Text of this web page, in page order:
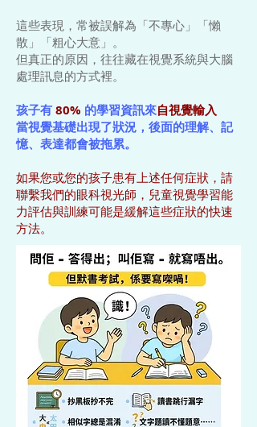
這些表現，常被誤解為「不專心」「懶
散」「粗心大意」。
但真正的原因，往往藏在視覺系統與大腦
處理訊息的方式裡。
孩子有80% 的學習資訊來自視覺輸入
當視覺基礎出現了狀況，後面的理解、記
憶、表達都會被拖累。
如果您或您的孩子患有上述任何症狀，請
聯繫我們的眼科視光師，​兒童視覺學習能
力評估與訓練可能是緩解這些症狀的快速
方法。